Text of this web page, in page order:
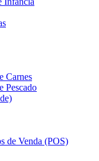
Carnes
Pescado
de Venda (POS)